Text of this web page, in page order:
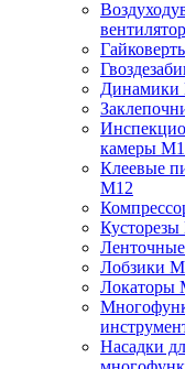
Динамики
камеры
Клеевые
M12
Кусторезы
Лобзики
Локаторы
Насадки